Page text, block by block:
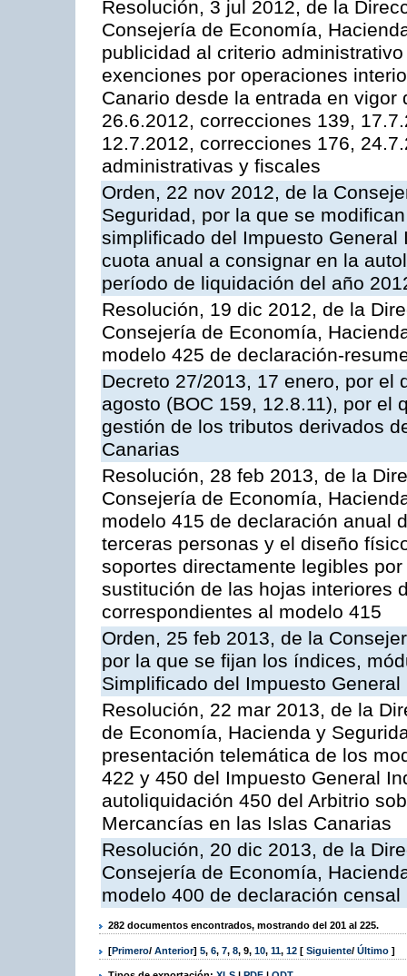
Resolución, 3 jul 2012, de la
Consejería de Economía,
publicidad al criterio
exenciones por operaciones
Canario desde la entrada en
26.6.2012, correcciones 139,
12.7.2012, correcciones 176,
administrativas y fiscales
Orden, 22 nov 2012, de la
Seguridad, por la que se
simplificado del Impuesto
cuota anual a consignar en la
período de liquidación del año
Resolución, 19 dic 2012, de la
Consejería de Economía,
modelo 425 de declaración-
Decreto 27/2013, 17 enero, por el
agosto (BOC 159, 12.8.11), por el
gestión de los tributos derivados
Canarias
Resolución, 28 feb 2013, de la
Consejería de Economía,
modelo 415 de declaración anual
terceras personas y el diseño
soportes directamente legibles
sustitución de las hojas interiores
correspondientes al modelo 415
Orden, 25 feb 2013, de la
por la que se fijan los índices,
Simplificado del Impuesto
Resolución, 22 mar 2013, de la
de Economía, Hacienda y
presentación telemática de los
422 y 450 del Impuesto General
autoliquidación 450 del Arbitrio
Mercancías en las Islas Canarias
Resolución, 20 dic 2013, de la
Consejería de Economía,
modelo 400 de declaración censal
282 documentos encontrados, mostrando del 201 al 225.
[Primero/ Anterior] 5, 6, 7, 8, 9, 10, 11, 12 [ Siguiente/ Último ]